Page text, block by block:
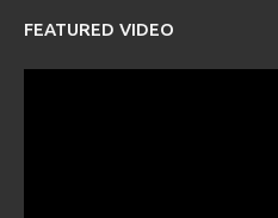
FEATURED VIDEO